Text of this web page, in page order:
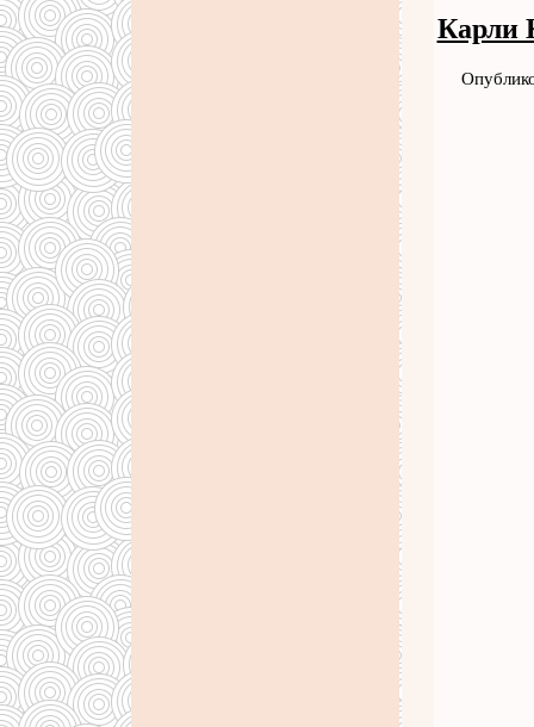
Карли